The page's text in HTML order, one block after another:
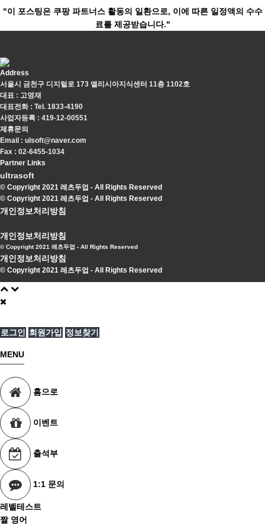
"이 포스팅은 쿠팡 파트너스 활동의 일환으로, 이에 따른 일정액의 수수
료를 제공받습니다."
Address
서울시 금천구 디지털로 173 엘리시아지식센터 11층 1102호
대표 : 고영재
대표전화 : Tel. 1833-4190
사업자등록 : 419-12-00551
제휴문의
Email : ulsoft@naver.com
Fax : 02-6455-1034
Partner Links
ultrasoft
© Copyright 2021 레츠두업 - All Rights Reserved
© Copyright 2021 레츠두업 - All Rights Reserved
개인정보처리방침
개인정보처리방침
© Copyright 2021 레츠두업 - All Rights Reserved
개인정보처리방침
© Copyright 2021 레츠두업 - All Rights Reserved
로그인 회원가입 정보찾기
MENU
홈으로
이벤트
출석부
1:1 문의
레벨테스트
짤 영어